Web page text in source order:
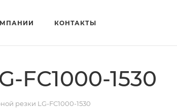
КОНТАКТЫ
FC1000-1530
резки LG-FC1000-1530